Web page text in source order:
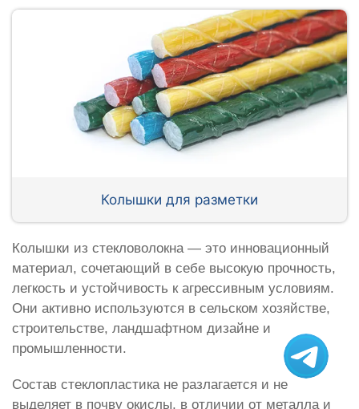
Колышки для разметки
Колышки из стекловолокна — это инновационный
материал, сочетающий в себе высокую прочность,
легкость и устойчивость к агрессивным условиям.
Они активно используются в сельском хозяйстве,
строительстве, ландшафтном дизайне и
промышленности.
Состав стеклопластика не разлагается и не
выделяет в почву окислы, в отличии от металла и